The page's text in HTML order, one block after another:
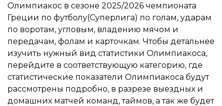
Олимпиакос в сезоне 2025/2026 чемпионата
Греции по футболу(Суперлига) по голам, ударам
по воротам, угловым, владению мячом и
передачам, фолам и карточкам. Чтобы детальнее
изучить нужный вид статистики Олимпиакоса,
перейдите в соответствующую категорию, где
статистические показатели Олимпиакоса будут
рассмотрены подробно, в разрезе выездных и
домашних матчей команд, таймов, а так же будет